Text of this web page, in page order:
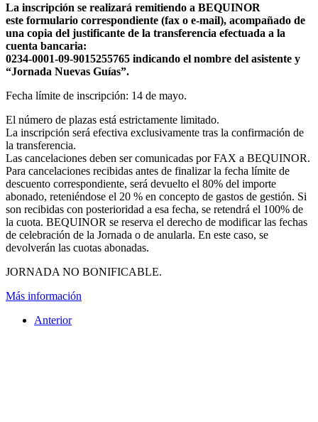
La inscripción se realizará remitiendo a BEQUINOR
este formulario correspondiente (fax o e-mail), acompañado de
una copia del justificante de la transferencia efectuada a la
cuenta bancaria:
0234-0001-09-9015255765 indicando el nombre del asistente y
“Jornada Nuevas Guías”.
Fecha límite de inscripción: 14 de mayo.
El número de plazas está estrictamente limitado.
La inscripción será efectiva exclusivamente tras la confirmación de
la transferencia.
Las cancelaciones deben ser comunicadas por FAX a BEQUINOR.
Para cancelaciones recibidas antes de finalizar la fecha límite de
descuento correspondiente, será devuelto el 80% del importe
abonado, reteniéndose el 20 % en concepto de gastos de gestión. Si
son recibidas con posterioridad a esa fecha, se retendrá el 100% de
la cuota. BEQUINOR se reserva el derecho de modificar las fechas
de celebración de la Jornada o de anularla. En este caso, se
devolverán las cuotas abonadas.
JORNADA NO BONIFICABLE.
Más información
Anterior